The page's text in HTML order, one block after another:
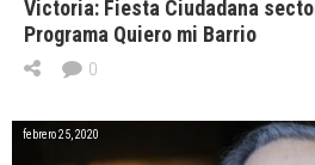
Victoria: Fiesta Ciudadana
Programa Quiero mi Barrio
0
febrero 25, 2020